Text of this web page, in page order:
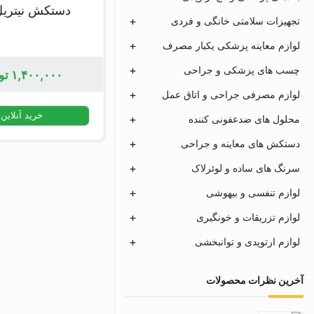
تجهیزات سلامتی خانگی و فردی
لوازم معاینه پزشکی یکبار مصرف
چسب های پزشکی و جراحی
لوازم مصرفی جراحی و اتاق عمل
محلول های ضدعفونی کننده
دستکش های معاینه و جراحی
سرنگ های ساده و لوئرلاک
لوازم تنفسی و بیهوشی
لوازم تزریقات و خونگیری
لوازم ارتوپدی و توانبخشی
آخرین نظرات محصولات
دستکش
۱,۴۰۰,۰۰۰
خرید آنلاین